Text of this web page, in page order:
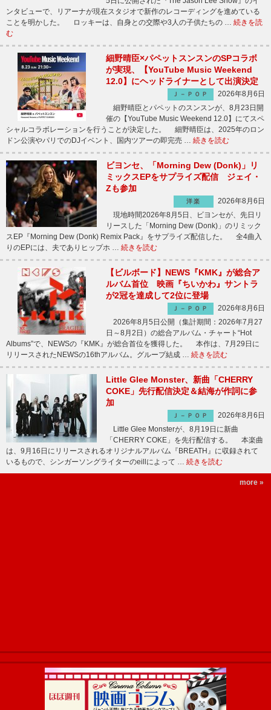
ンタビューで、リアーナが現在スタジオで新作のレコーディングを進めている
ことを明かした。 ロッキーは、自身との交際や3人の子供たちの … 続きを読
む
細野晴臣×パペットスンスンのSPコラボ
が実現、【YouTube Music Weekend
12.0】にヘッドライナーとして出演決定
Ｊ－ＰＯＰ
2026年8月6日
細野晴臣とパペットのスンスンが、8月23日開
催の【YouTube Music Weekend 12.0】にてスペ
シャルコラボレーションを行うことが決定した。 細野晴臣は、2025年のロン
ドン公演やパリでのDJイベント、国内ツアーの即完売 … 続きを読む
ビヨンセ、「Morning Dew (Donk)」リ
ミックスEPをサプライズ配信 ジェイ・
Zも参加
洋楽
2026年8月6日
現地時間2026年8月5日、ビヨンセが、先日リ
リースした「Morning Dew (Donk)」のリミック
スEP『Morning Dew (Donk) Remix Pack』をサプライズ配信した。 全4曲入
りのEPには、夫でありヒップホ … 続きを読む
【ビルボード】NEWS『KMK』が総合ア
ルバム首位 映画『ちいかわ』サントラ
が2冠を達成して2位に登場
Ｊ－ＰＯＰ
2026年8月6日
2026年8月5日公開（集計期間：2026年7月27
日～8月2日）の総合アルバム・チャート“Hot
Albums”で、NEWSの『KMK』が総合首位を獲得した。 本作は、7月29日に
リリースされたNEWSの16thアルバム。グループ結成 … 続きを読む
Little Glee Monster、新曲「CHERRY
COKE」先行配信決定＆結海が作詞に参
加
Ｊ－ＰＯＰ
2026年8月6日
Little Glee Monsterが、8月19日に新曲
「CHERRY COKE」を先行配信する。 本楽曲
は、9月16日にリリースされるオリジナルアルバム『BREATH』に収録されて
いるもので、シンガーソングライターのeillによって … 続きを読む
more »